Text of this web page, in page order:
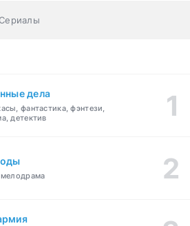
дела
фантастика, фэнтези,
детектив